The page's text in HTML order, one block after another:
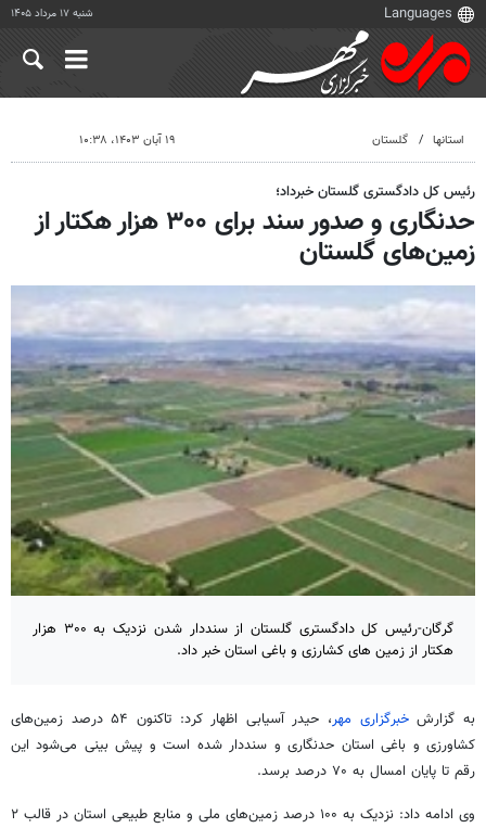
شنبه ۱۷ مرداد ۱۴۰۵
استانها گلستان ۱۹ آبان ۱۴۰۳، ۱۰:۳۸
رئیس کل دادگستری گلستان خبرداد؛
حدنگاری و صدور سند برای ۳۰۰ هزار هکتار از
زمین‌های گلستان
گرگان-رئیس کل دادگستری گلستان از سنددار شدن نزدیک به ۳۰۰ هزار
هکتار از زمین های کشارزی و باغی استان خبر داد.
به گزارشخبرگزاری مهر
، حیدر آسیابی اظهار کرد: تاکنون ۵۴ درصد زمین‌های
کشاورزی و باغی استان حدنگاری و سنددار شده است و پیش بینی می‌شود این
رقم تا پایان امسال به ۷۰ درصد برسد.
وی ادامه داد: نزدیک به ۱۰۰ درصد زمین‌های ملی و منابع طبیعی استان در قالب ۲